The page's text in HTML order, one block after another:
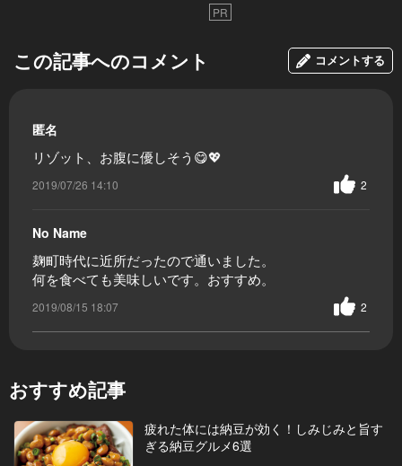
PR
この記事へのコメント コメントする
匿名
リゾット、お腹に優しそう😋💖
2019/07/26 14:10 2
No Name
麹町時代に近所だったので通いました。
何を食べても美味しいです。おすすめ。
2019/08/15 18:07 2
おすすめ記事
疲れた体には納豆が効く！しみじみと旨す
ぎる納豆グルメ6選